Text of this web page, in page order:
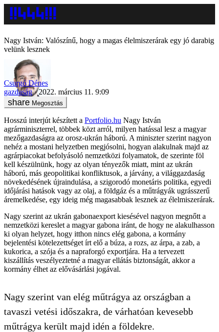
Nagy István: Valószínű, hogy a magas élelmiszerárak egy jó darabig
velünk lesznek
Csurgó Dénes
gazdaság
2022. március 11. 9:09
Megosztás
Hosszú interjút készített a Portfolio.hu Nagy István
agrárminiszterrel, többek közt arról, milyen hatással lesz a magyar
mezőgazdaságra az orosz-ukrán háború. A miniszter szerint nagyon
nehéz a mostani helyzetben megjósolni, hogyan alakulnak majd az
agrárpiacokat befolyásoló nemzetközi folyamatok, de szerinte föl
kell készülnünk, hogy az olyan tényezők miatt, mint az ukrán
háború, más geopolitikai konfliktusok, a járvány, a világgazdaság
növekedésének újraindulása, a szigorodó monetáris politika, egyedi
időjárási hatások vagy az olaj, a földgáz és a műtrágyák ugrásszerű
áremelkedése, egy ideig még magasabbak lesznek az élelmiszerárak.
Nagy szerint az ukrán gabonaexport kiesésével nagyon megnőtt a
nemzetközi kereslet a magyar gabona iránt, de hogy ne alakulhasson
ki olyan helyzet, hogy itthon nincs elég gabona, a kormány
bejelentési kötelezettséget írt elő a búza, a rozs, az árpa, a zab, a
kukorica, a szója és a napraforgó exportjára. Ha a tervezett
kiszállítás veszélyeztetné a magyar ellátás biztonságát, akkor a
kormány élhet az elővásárlási jogával.
Nagy szerint van elég műtrágya az országban a
tavaszi vetési időszakra, de várhatóan kevesebb
műtrágya került majd idén a földekre.